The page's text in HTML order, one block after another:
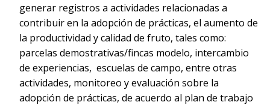
generar registros a actividades relacionadas a
contribuir en la adopción de prácticas, el aumento de
la productividad y calidad de fruto, tales como:
parcelas demostrativas/fincas modelo, intercambio
de experiencias, escuelas de campo, entre otras
actividades, monitoreo y evaluación sobre la
adopción de prácticas, de acuerdo al plan de trabajo